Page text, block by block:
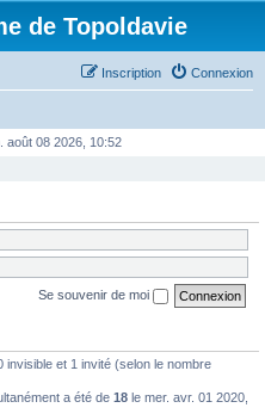
de Topoldavie
Connexion
Inscription
août 08 2026, 10:52
Se souvenir de moi
invisible et 1 invité (selon le nombre
a été de 18 le mer. avr. 01 2020,